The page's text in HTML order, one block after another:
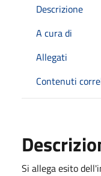
Descrizione
A cura di
Allegati
Contenuti
Si allega esito